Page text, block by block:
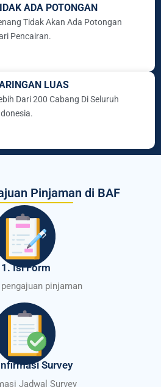
ADA POTONGAN
Tidak Akan Ada Potongan
Pencairan.
LUAS
Dari 200 Cabang Di Seluruh
Pinjaman di BAF
1. Isi Form
pinjaman
Survey
Jadwal Survey